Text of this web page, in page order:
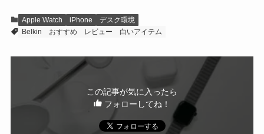
Apple Watch iPhone
デスク環境
Belkin
おすすめ レビュー 白いアイテム
この記事が気に入ったら
フォローしてね！